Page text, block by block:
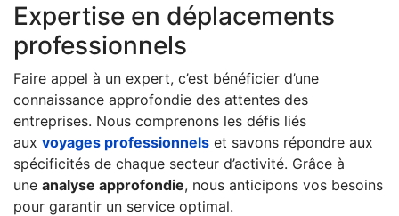
Expertise en déplacements
professionnels
Faire appel à un expert, c’est bénéficier d’une
connaissance approfondie des attentes des
entreprises. Nous comprenons les défis liés
aux voyages professionnels et savons répondre aux
spécificités de chaque secteur d’activité. Grâce à
une analyse approfondie, nous anticipons vos besoins
pour garantir un service optimal.